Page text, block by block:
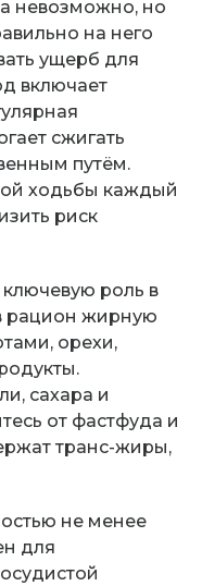
невозможно, но
на него
ущерб для
включает
сжигать
путём.
ходьбы каждый
риск
роль в
рацион жирную
орехи,
сахара и
от фастфуда и
транс-жиры,
не менее
для